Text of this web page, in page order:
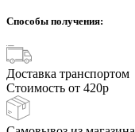
Способы получения:
Доставка транспортом
Стоимость от 420р